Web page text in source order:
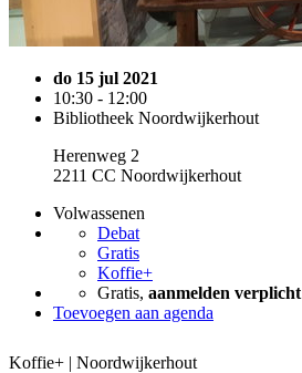
do 15 jul 2021
10:30 - 12:00
Bibliotheek Noordwijkerhout
Herenweg 2
2211 CC Noordwijkerhout
Volwassenen
Debat
Gratis
Koffie+
Gratis, aanmelden verplicht
Toevoegen aan agenda
Koffie+ | Noordwijkerhout